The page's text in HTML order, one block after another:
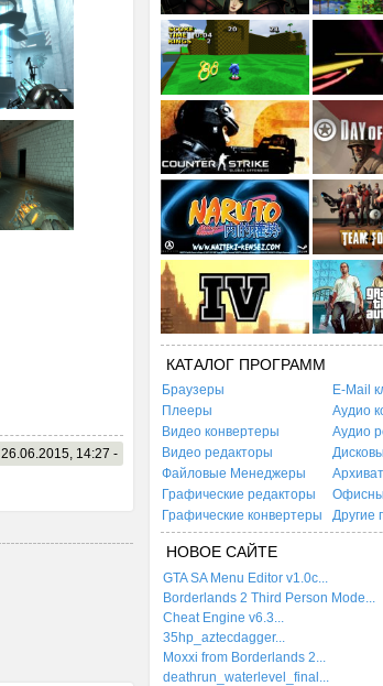
26.06.2015, 14:27 -
КАТАЛОГ ПРОГРАММ
Браузеры
E-Mail
Плееры
Аудио
Видео конвертеры
Аудио
Видео редакторы
Файловые Менеджеры
Графические редакторы
Графические конвертеры
Другие
НОВОЕ САЙТЕ
GTA SA Menu Editor v1.0c...
Borderlands 2 Third Person Mode...
Cheat Engine v6.3...
35hp_aztecdagger...
Moxxi from Borderlands 2...
deathrun_waterlevel_final...